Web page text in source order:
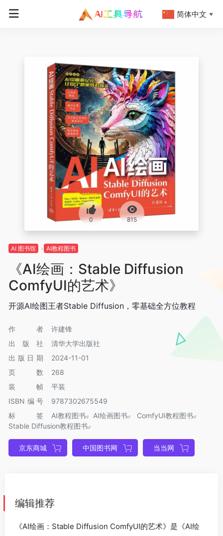
0 815
AI 图书馆 AI教程图书
《AI绘画：Stable Diffusion
ComfyUI的艺术》
开源AI绘图王者Stable Diffusion，零基础全方位教程
作者
许建锋
出版社
清华大学出版社
出版日期
2024-11-01
页数
268
装帧
平装
ISBN编号
9787302675549
标签
AI教程图书 AI绘画图书
ComfyUI教程图书
Stable Diffusion教程图书
京东商城 中国图书网 当当网
编辑推荐
《AI绘画：Stable Diffusion ComfyUI的艺术》是 《AI绘
简体中文 ▼